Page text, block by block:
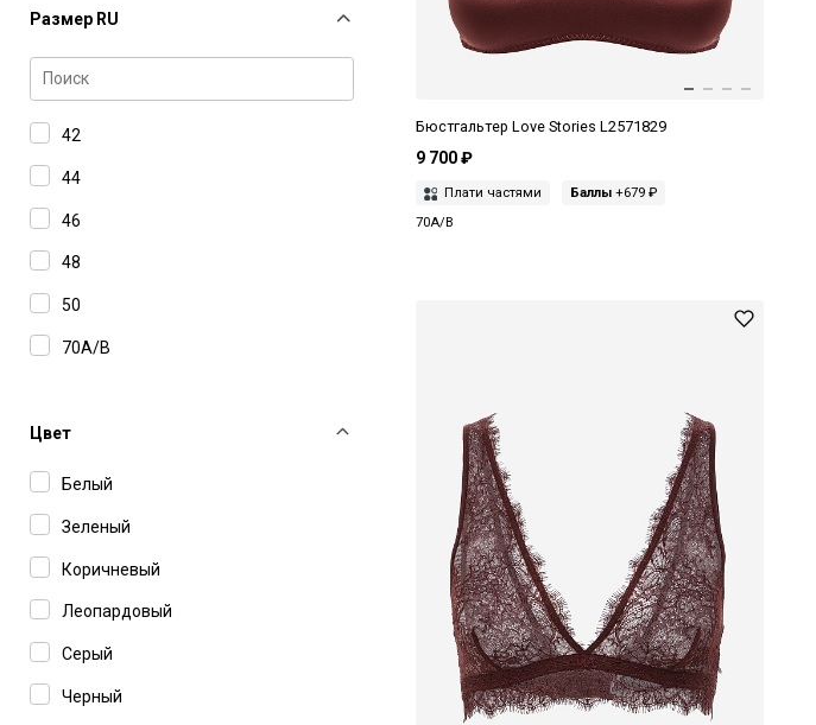
Размер RU
42
44
46
48
50
70A/B
75B
80A/B
80B
80C
80C/D
80D
85B
Цвет
Белый
Зеленый
Коричневый
Леопардовый
Серый
Черный
Бюстгальтер Love Stories L2571829
9 700 ₽
Плати частями Баллы +679 ₽
70A/B